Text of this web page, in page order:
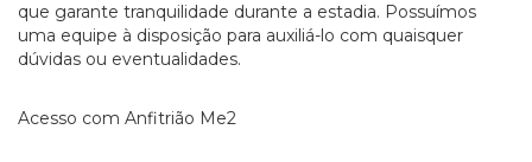
que garante tranquilidade durante a estadia. Possuímos
uma equipe à disposição para auxiliá-lo com quaisquer
dúvidas ou eventualidades.
Acesso com Anfitrião Me2